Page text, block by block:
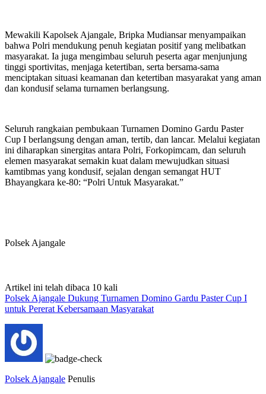
Mewakili Kapolsek Ajangale, Bripka Mudiansar menyampaikan
bahwa Polri mendukung penuh kegiatan positif yang melibatkan
masyarakat. Ia juga mengimbau seluruh peserta agar menjunjung
tinggi sportivitas, menjaga ketertiban, serta bersama-sama
menciptakan situasi keamanan dan ketertiban masyarakat yang aman
dan kondusif selama turnamen berlangsung.
Seluruh rangkaian pembukaan Turnamen Domino Gardu Paster
Cup I berlangsung dengan aman, tertib, dan lancar. Melalui kegiatan
ini diharapkan sinergitas antara Polri, Forkopimcam, dan seluruh
elemen masyarakat semakin kuat dalam mewujudkan situasi
kamtibmas yang kondusif, sejalan dengan semangat HUT
Bhayangkara ke-80: “Polri Untuk Masyarakat.”
Polsek Ajangale
Artikel ini telah dibaca 10 kali
Polsek Ajangale Dukung Turnamen Domino Gardu Paster Cup I
untuk Pererat Kebersamaan Masyarakat
Polsek Ajangale Penulis